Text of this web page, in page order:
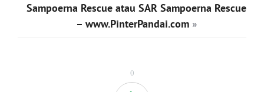
0
Sampoerna Rescue atau SAR Sampoerna Rescue
– www.PinterPandai.com»